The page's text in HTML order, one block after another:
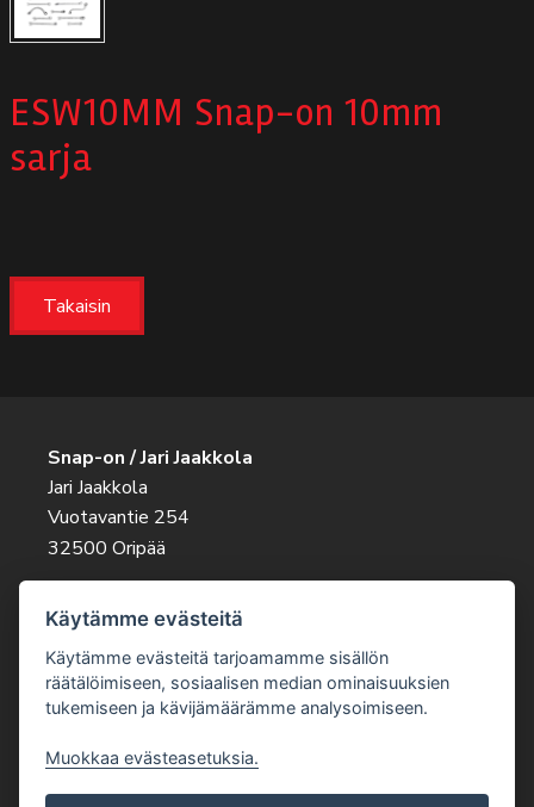
ESW10MM Snap-on 10mm
sarja
Takaisin
Snap-on / Jari Jaakkola
Jari Jaakkola
Vuotavantie 254
32500 Oripää
045 263 9343
jari.jaakkola@snapon.fi
Käytämme evästeitä
Käytämme evästeitä tarjoamamme sisällön
räätälöimiseen, sosiaalisen median ominaisuuksien
tukemiseen ja kävijämäärämme analysoimiseen.
Muokkaa evästeasetuksia.